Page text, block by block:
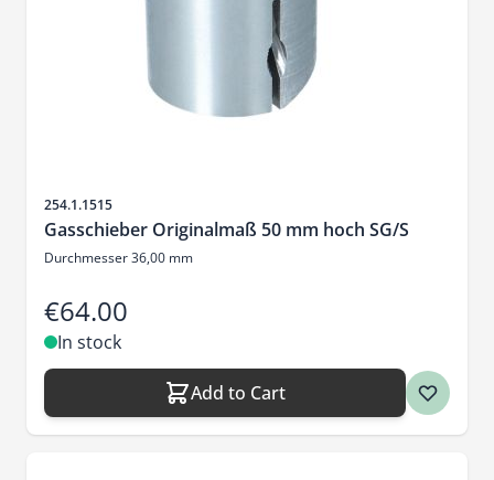
Sku
254.1.1515
Gasschieber Originalmaß 50 mm hoch SG/S
Durchmesser 36,00 mm
€64.00
In stock
Add to Cart